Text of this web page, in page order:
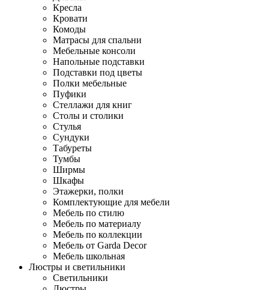
Кресла
Кровати
Комоды
Матрасы для спальни
Мебельные консоли
Напольные подставки
Подставки под цветы
Полки мебельные
Пуфики
Стеллажи для книг
Столы и столики
Стулья
Сундуки
Табуреты
Тумбы
Ширмы
Шкафы
Этажерки, полки
Комплектующие для мебели
Мебель по стилю
Мебель по материалу
Мебель по коллекции
Мебель от Garda Decor
Мебель школьная
Люстры и светильники
Светильники